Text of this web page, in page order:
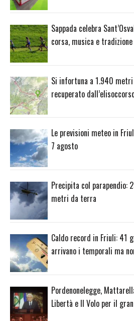
Sappada celebra
corsa, musica e tradizione
Si infortuna a 1.940
recuperato
Le previsioni meteo in
7 agosto
Precipita col parapendio:
metri da terra
Caldo record in Friuli: 41
arrivano i temporali ma
Pordenonelegge,
Libertà e Il Volo per il